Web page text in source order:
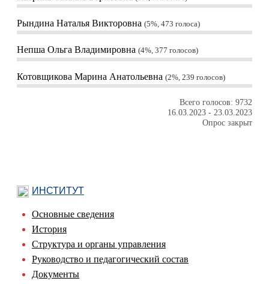
Рындина Наталья Викторовна 5%, 473 голоса
Непша Ольга Владимировна 4%, 377 голосов
Котовщикова Марина Анатольевна 2%, 239 голосов
Всего голосов: 9732
16.03.2023 - 23.03.2023
Опрос закрыт
ИНСТИТУТ
Основные сведения
История
Структура и органы управления
Руководство и педагогический состав
Документы